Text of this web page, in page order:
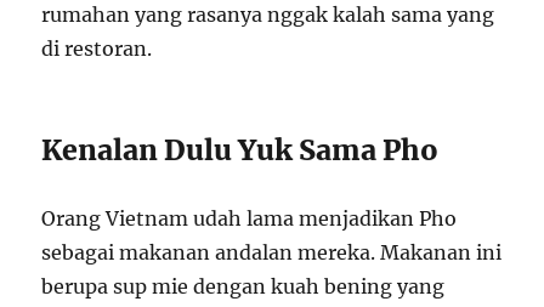
rumahan yang rasanya nggak kalah sama yang
di restoran.
Kenalan Dulu Yuk Sama Pho
Orang Vietnam udah lama menjadikan Pho
sebagai makanan andalan mereka. Makanan ini
berupa sup mie dengan kuah bening yang